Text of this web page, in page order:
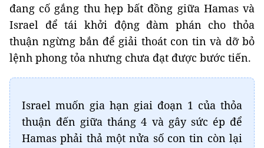
đang cố gắng thu hẹp bất đồng giữa Hamas và
Israel để tái khởi động đàm phán cho thỏa
thuận ngừng bắn để giải thoát con tin và dỡ bỏ
lệnh phong tỏa nhưng chưa đạt được bước tiến.
Israel muốn gia hạn giai đoạn 1 của thỏa
thuận đến giữa tháng 4 và gây sức ép để
Hamas phải thả một nửa số con tin còn lại